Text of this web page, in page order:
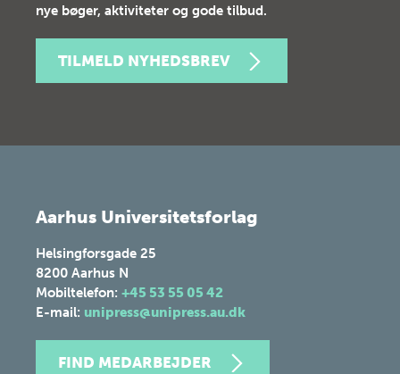
nye bøger, aktiviteter og gode tilbud.
TILMELD NYHEDSBREV
Aarhus Universitetsforlag
Helsingforsgade 25
8200 Aarhus N
Mobiltelefon: +45 53 55 05 42
E-mail: unipress@unipress.au.dk
FIND MEDARBEJDER